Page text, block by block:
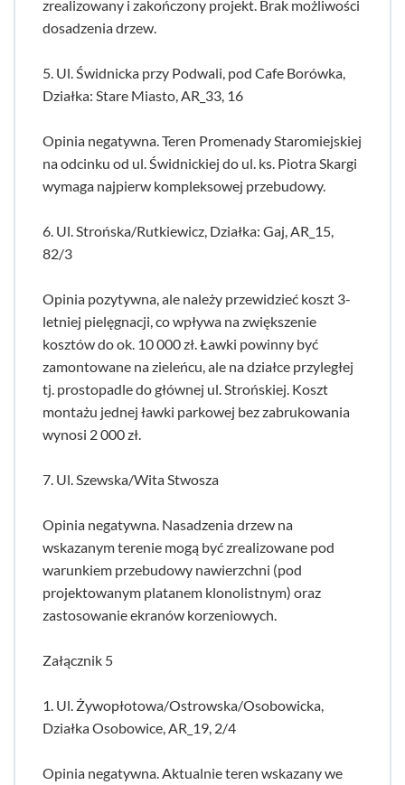
zrealizowany i zakończony projekt. Brak możliwości
dosadzenia drzew.
5. Ul. Świdnicka przy Podwali, pod Cafe Borówka,
Działka: Stare Miasto, AR_33, 16
Opinia negatywna. Teren Promenady Staromiejskiej
na odcinku od ul. Świdnickiej do ul. ks. Piotra Skargi
wymaga najpierw kompleksowej przebudowy.
6. Ul. Strońska/Rutkiewicz, Działka: Gaj, AR_15,
82/3
Opinia pozytywna, ale należy przewidzieć koszt 3-
letniej pielęgnacji, co wpływa na zwiększenie
kosztów do ok. 10 000 zł. Ławki powinny być
zamontowane na zieleńcu, ale na działce przyległej
tj. prostopadle do głównej ul. Strońskiej. Koszt
montażu jednej ławki parkowej bez zabrukowania
wynosi 2 000 zł.
7. Ul. Szewska/Wita Stwosza
Opinia negatywna. Nasadzenia drzew na
wskazanym terenie mogą być zrealizowane pod
warunkiem przebudowy nawierzchni (pod
projektowanym platanem klonolistnym) oraz
zastosowanie ekranów korzeniowych.
Załącznik 5
1. Ul. Żywopłotowa/Ostrowska/Osobowicka,
Działka Osobowice, AR_19, 2/4
Opinia negatywna. Aktualnie teren wskazany we